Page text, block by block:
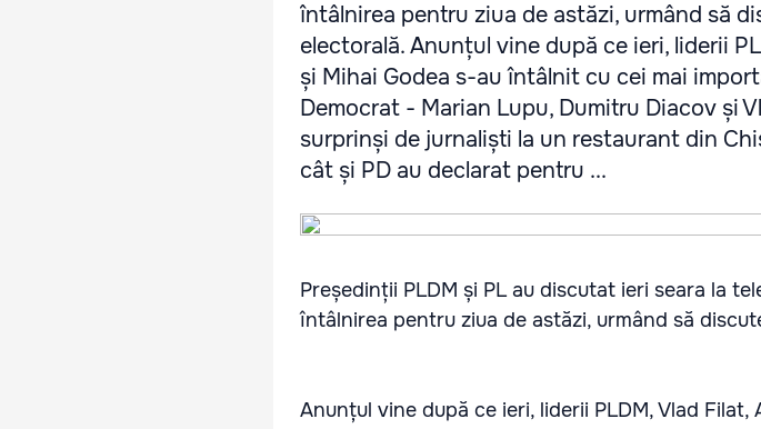
întâlnirea pentru ziua de astăzi, urmând să
electorală. Anunțul vine după ce ieri, liderii
și Mihai Godea s-au întâlnit cu cei mai
Democrat - Marian Lupu, Dumitru Diacov și
surprinși de jurnaliști la un restaurant din
cât și PD au declarat pentru ...
Președinții PLDM și PL au discutat ieri seara la
întâlnirea pentru ziua de astăzi, urmând să
Anunțul vine după ce ieri, liderii PLDM, Vlad Filat,